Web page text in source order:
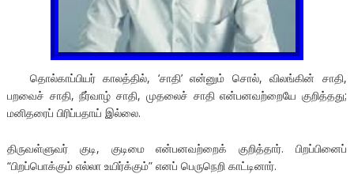
தொல்காப்பியர் காலத்தில், ‘சாதி’ என்னும் சொல், விலங்கின் சாதி,
பறவைச் சாதி, நீர்வாழ் சாதி, முதலைச் சாதி என்பனவற்றையே குறித்தது;
மனிதரைப் பிரிப்பதாய் இல்லை.
திருவள்ளுவர் குடி, குடிமை என்பனவற்றைக் குறித்தார். பிறப்பினைப்
“பிறப்பொக்கும் எல்லா உயிர்க்கும்” எனப் பெருநெறி காட்டினார்.